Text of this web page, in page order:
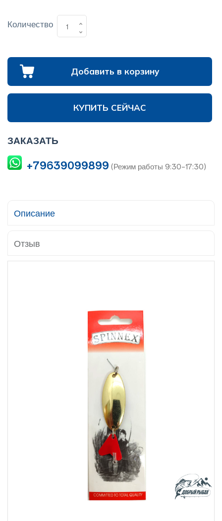
Количество
Добавить в корзину
КУПИТЬ СЕЙЧАС
ЗАКАЗАТЬ
+79639099899 (Режим работы 9:30-17:30)
Описание
Отзыв